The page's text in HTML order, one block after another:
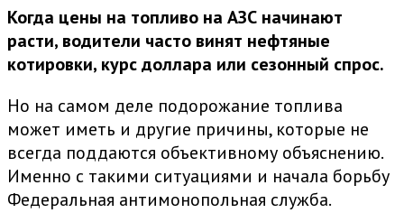
Когда цены на топливо на АЗС начинают
расти, водители часто винят нефтяные
котировки, курс доллара или сезонный спрос.
Но на самом деле подорожание топлива
может иметь и другие причины, которые не
всегда поддаются объективному объяснению.
Именно с такими ситуациями и начала борьбу
Федеральная антимонопольная служба.